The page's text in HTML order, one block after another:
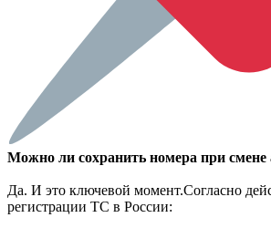
Можно ли сохранить номера при смене
Да. И это ключевой момент.Согласно
регистрации ТС в России: